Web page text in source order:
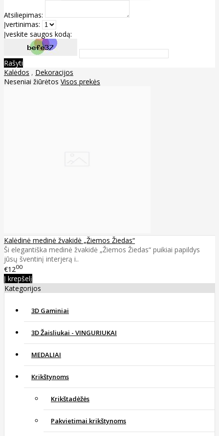
Atsiliepimas:
Įvertinimas:
Įveskite saugos kodą:
Rašyti
Kalėdos , Dekoracijos
Neseniai žiūrėtos Visos prekės
Kalėdinė medinė žvakidė „Žiemos Žiedas“
Ši elegantiška medinė žvakidė „Žiemos Žiedas“ puikiai papildys
jūsų šventinį interjerą i..
€1200
Į krepšelį
Kategorijos
3D Gaminiai
3D Žaisliukai - VINGURIUKAI
MEDALIAI
Krikštynoms
Krikštadėžės
Pakvietimai krikštynoms